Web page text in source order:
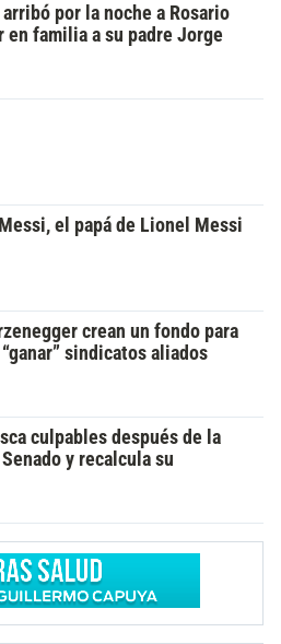
por la noche a Rosario
en familia a su padre Jorge
el papá de Lionel Messi
crean un fondo para
sindicatos aliados
culpables después de la
y recalcula su